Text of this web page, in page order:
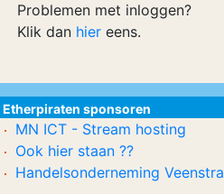
Problemen met inloggen?
Klik dan hier eens.
Etherpiraten sponsoren
MN ICT - Stream hosting
Ook hier staan ??
Handelsonderneming Veenstra